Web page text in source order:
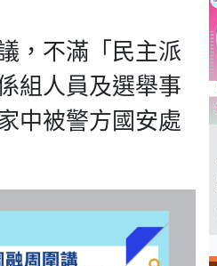
，不滿「民主派
組人員及選舉事
中被警方國安處